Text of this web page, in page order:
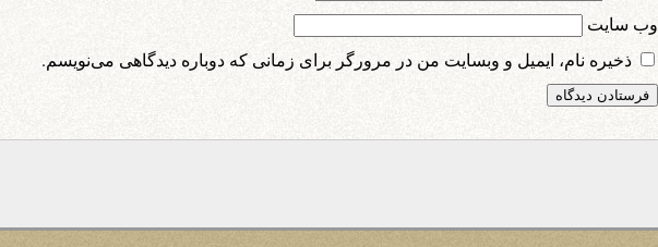
وب‌ سایت
ذخیره نام، ایمیل و وبسایت من در مرورگر برای زمانی که دوباره دیدگاهی می‌نویسم.